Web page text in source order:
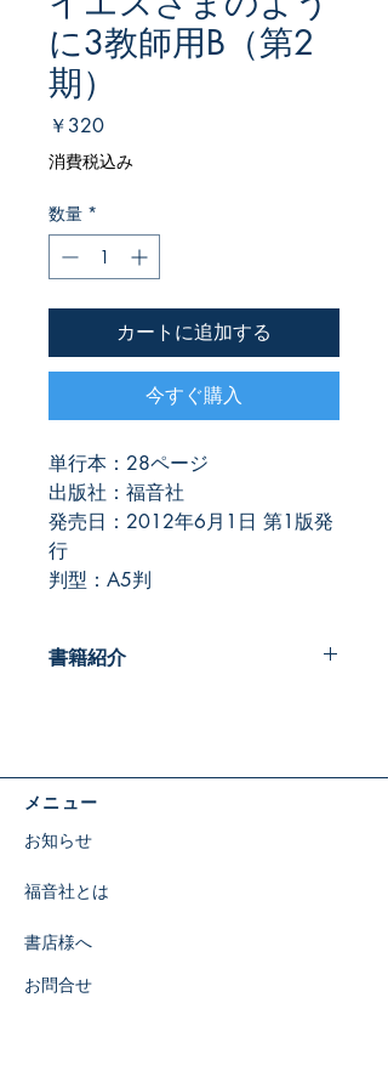
に3教師用B（第2
期）
￥320価
格
消費税込み
数量 *
カートに追加する
今すぐ購入
単行本：28ページ
出版社：福音社
発売日：2012年6月1日 第1版発
行
判型：A5判
書籍紹介
改訂。
※1学年で1巻を学び、3年間で全3巻
を網羅するカリキュラムで構成されて
います。
メニュー
お知らせ
福音社とは
書店様へ
お問合せ